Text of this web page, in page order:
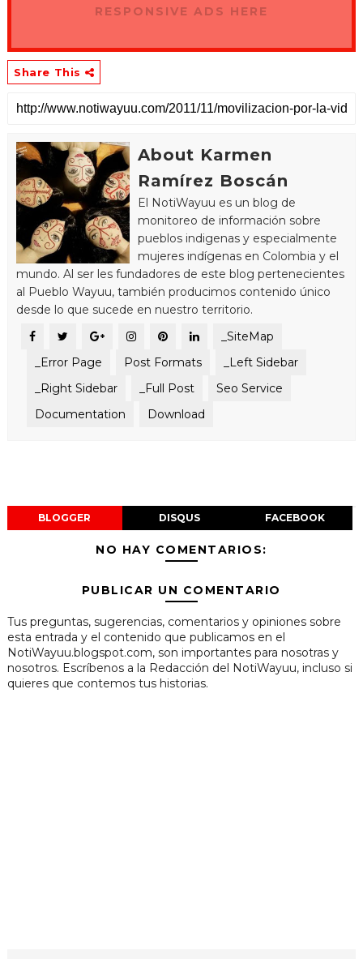
RESPONSIVE ADS HERE
Share This
About Karmen
Ramírez Boscán
El NotiWayuu es un blog de
monitoreo de información sobre
pueblos indigenas y especialmente
mujeres indígenas en Colombia y el
mundo. Al ser les fundadores de este blog pertenecientes
al Pueblo Wayuu, también producimos contenido único
desde lo que sucede en nuestro territorio.
_SiteMap
_Error Page
Post Formats
_Left Sidebar
_Right Sidebar
_Full Post
Seo Service
Documentation
Download
BLOGGER DISQUS FACEBOOK
NO HAY COMENTARIOS:
PUBLICAR UN COMENTARIO
Tus preguntas, sugerencias, comentarios y opiniones sobre
esta entrada y el contenido que publicamos en el
NotiWayuu.blogspot.com, son importantes para nosotras y
nosotros. Escríbenos a la Redacción del NotiWayuu, incluso si
quieres que contemos tus historias.